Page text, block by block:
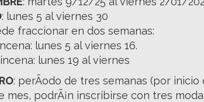
: lunes 5 al viernes 30
fraccionar en dos semanas:
lunes 5 al viernes 16.
lunes 19 al viernes
: perÃ­odo de tres semanas (por inicio
mes, podrÃ¡n inscribirse con tres